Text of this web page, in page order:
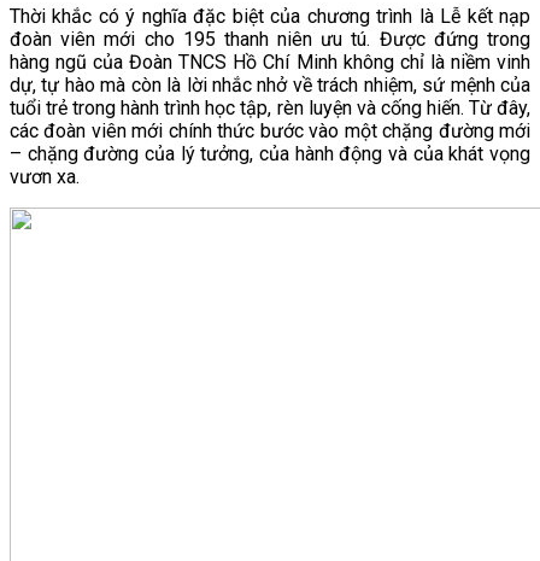
Thời khắc có ý nghĩa đặc biệt của chương trình là Lễ kết nạp
đoàn viên mới cho 195 thanh niên ưu tú. Được đứng trong
hàng ngũ của Đoàn TNCS Hồ Chí Minh không chỉ là niềm vinh
dự, tự hào mà còn là lời nhắc nhở về trách nhiệm, sứ mệnh của
tuổi trẻ trong hành trình học tập, rèn luyện và cống hiến. Từ đây,
các đoàn viên mới chính thức bước vào một chặng đường mới
– chặng đường của lý tưởng, của hành động và của khát vọng
vươn xa.